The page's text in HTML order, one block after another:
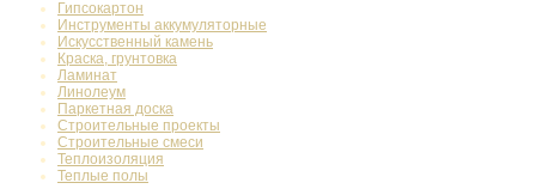
Гипсокартон
Инструменты аккумуляторные
Искусственный камень
Краска, грунтовка
Ламинат
Линолеум
Паркетная доска
Строительные проекты
Строительные смеси
Теплоизоляция
Теплые полы